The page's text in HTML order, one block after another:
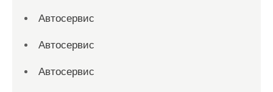
Автосервис
Автосервис
Автосервис